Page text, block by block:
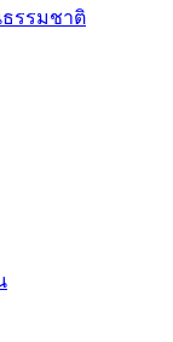
ธรรมชาติ